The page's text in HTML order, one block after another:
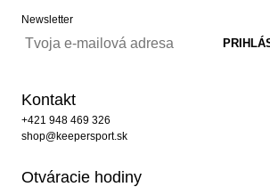
Newsletter
Kontakt
+421 948 469 326
shop@keepersport.sk
Otváracie hodiny